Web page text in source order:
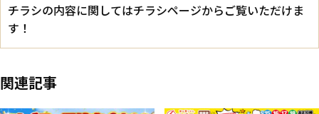
チラシの内容に関してはチラシページからご覧いただけま
す！
関連記事